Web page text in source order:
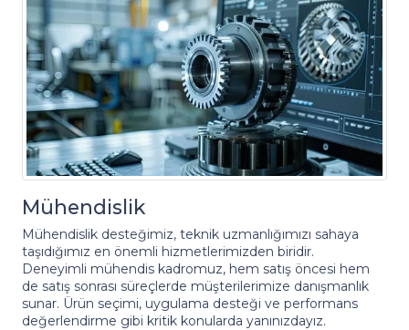
Mühendislik
Mühendislik desteğimiz, teknik uzmanlığımızı sahaya
taşıdığımız en önemli hizmetlerimizden biridir.
Deneyimli mühendis kadromuz, hem satış öncesi hem
de satış sonrası süreçlerde müşterilerimize danışmanlık
sunar. Ürün seçimi, uygulama desteği ve performans
değerlendirme gibi kritik konularda yanınızdayız.